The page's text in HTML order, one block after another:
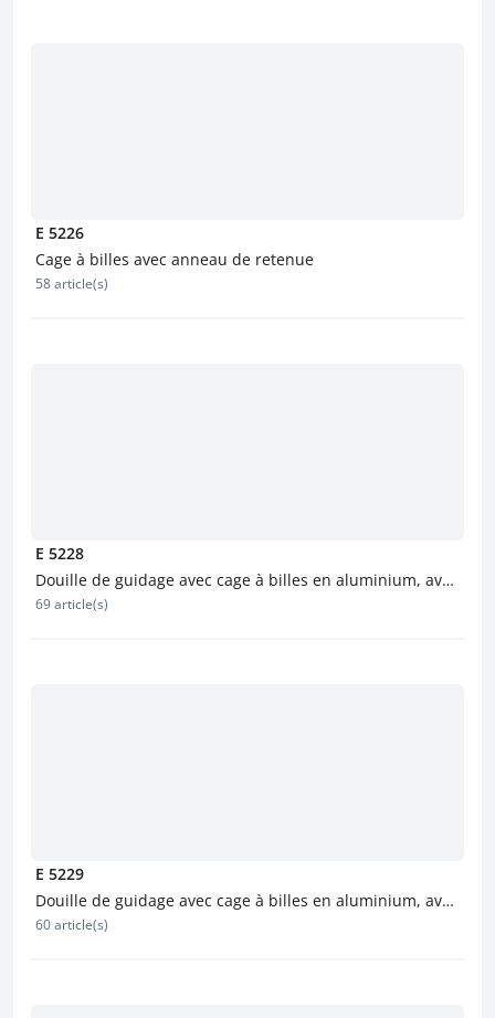
E 5226
Cage à billes avec anneau de retenue
58 article(s)
E 5228
Douille de guidage avec cage à billes en aluminium, avec
collerette
69 article(s)
E 5229
Douille de guidage avec cage à billes en aluminium, avec
flasque et vis
60 article(s)